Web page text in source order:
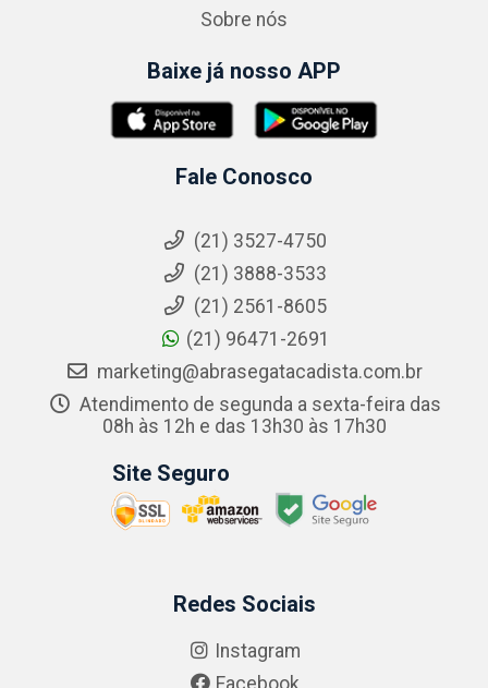
Sobre nós
Baixe já nosso APP
Fale Conosco
(21) 3527-4750
(21) 3888-3533
(21) 2561-8605
(21) 96471-2691
marketing@abrasegatacadista.com.br
Atendimento de segunda a sexta-feira das
08h às 12h e das 13h30 às 17h30
Site Seguro
Redes Sociais
Instagram
Facebook